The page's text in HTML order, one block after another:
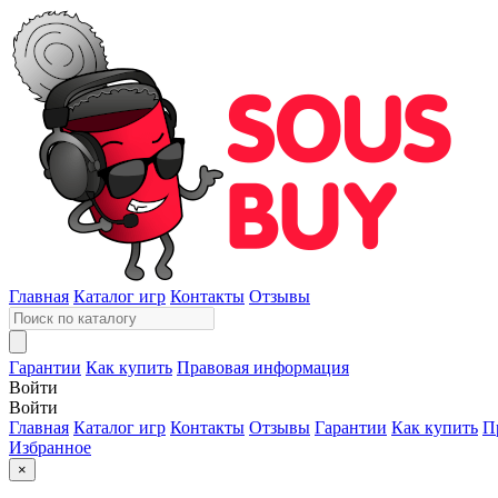
Главная Каталог игр Контакты Отзывы
Гарантии Как купить Правовая информация
Войти
Войти
Главная Каталог игр Контакты Отзывы Гарантии Как купить
Избранное
×